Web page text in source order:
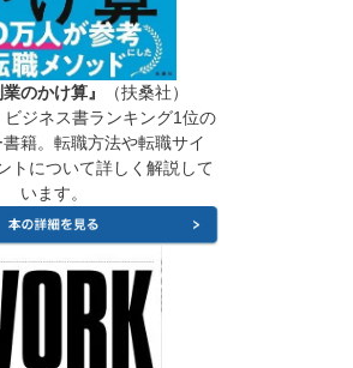
のかけ算』
（扶桑社）
ジネス書ランキング1位の
籍。転職方法や転職サイ
トについて詳しく解説して
います。